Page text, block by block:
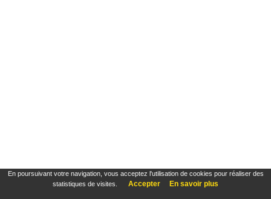
En poursuivant votre navigation, vous acceptez l'utilisation de cookies pour réaliser des
statistiques de visites.
Accepter En savoir plus